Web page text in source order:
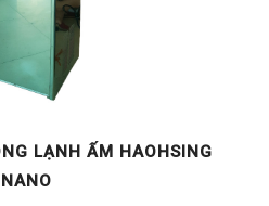
LẠNH ẤM HAOHSING
NANO